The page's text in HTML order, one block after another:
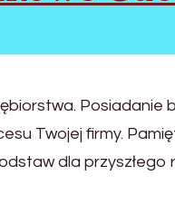
Twojej firmy.
dla przyszłego